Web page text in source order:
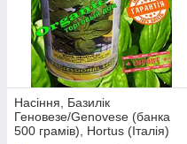
Насіння, Базилік
Геновезе/Genovese (банка
500 грамів), Hortus (Італія)